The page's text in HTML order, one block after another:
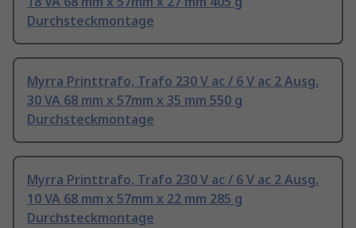
Durchsteckmontage
Myrra Printtrafo, Trafo 230 V ac / 6 V ac 2 Ausg.
30 VA 68 mm x 57mm x 35 mm 550 g
Durchsteckmontage
Myrra Printtrafo, Trafo 230 V ac / 6 V ac 2 Ausg.
10 VA 68 mm x 57mm x 22 mm 285 g
Durchsteckmontage